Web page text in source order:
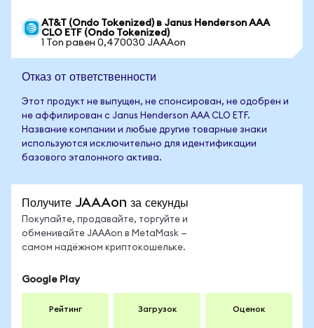
AT&T (Ondo Tokenized) в Janus Henderson AAA
CLO ETF (Ondo Tokenized)
1 Ton равен 0,470030 JAAAon
Отказ от ответственности
Этот продукт не выпущен, не спонсирован, не одобрен и
не аффилирован с Janus Henderson AAA CLO ETF.
Название компании и любые другие товарные знаки
используются исключительно для идентификации
базового эталонного актива.
Получите JAAAon за секунды
Покупайте, продавайте, торгуйте и
обменивайте JAAAon в MetaMask —
самом надёжном криптокошельке.
Google Play
Рейтинг Загрузок Оценок